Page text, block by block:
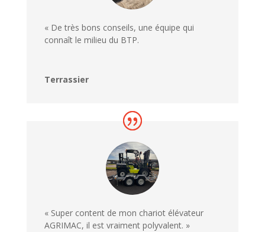
« De très bons conseils, une équipe qui
connaît le milieu du BTP.
Terrassier
« Super content de mon chariot élévateur
AGRIMAC, il est vraiment polyvalent. »